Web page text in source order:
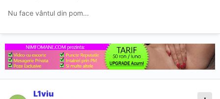
Nu face vântul din pom...
L1viu